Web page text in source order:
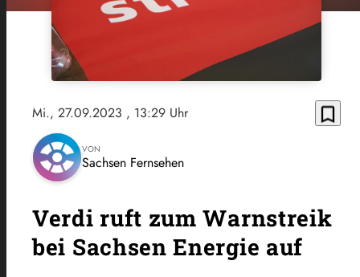
Mi., 27.09.2023 , 13:29 Uhr bookmark_border
VON
Sachsen Fernsehen
Verdi ruft zum Warnstreik
bei Sachsen Energie auf